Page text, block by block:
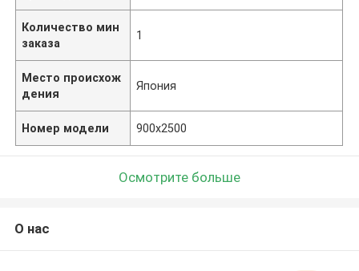
Количество мин
заказа
1
Место происхож
дения
Япония
Номер модели 900x2500
Осмотрите больше
О нас